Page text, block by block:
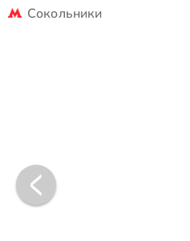
Сокольники